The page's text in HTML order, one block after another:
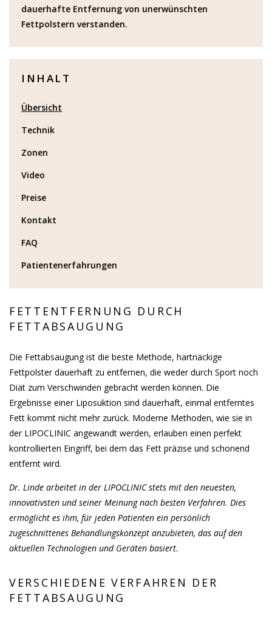
dauerhafte Entfernung von unerwünschten
Fettpolstern verstanden.
INHALT
Übersicht
Technik
Zonen
Video
Preise
Kontakt
FAQ
Patientenerfahrungen
FETTENTFERNUNG DURCH
FETTABSAUGUNG
Die Fettabsaugung ist die beste Methode, hartnäckige
Fettpolster dauerhaft zu entfernen, die weder durch Sport noch
Diät zum Verschwinden gebracht werden können. Die
Ergebnisse einer Liposuktion sind dauerhaft, einmal entferntes
Fett kommt nicht mehr zurück. Moderne Methoden, wie sie in
der LIPOCLINIC angewandt werden, erlauben einen perfekt
kontrollierten Eingriff, bei dem das Fett präzise und schonend
entfernt wird.
Dr. Linde arbeitet in der LIPOCLINIC stets mit den neuesten,
innovativsten und seiner Meinung nach besten Verfahren. Dies
ermöglicht es ihm, für jeden Patienten ein persönlich
zugeschnittenes Behandlungskonzept anzubieten, das auf den
aktuellen Technologien und Geräten basiert.
VERSCHIEDENE VERFAHREN DER
FETTABSAUGUNG